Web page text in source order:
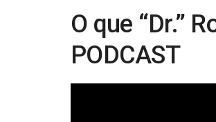
O que “Dr.”
PODCAST